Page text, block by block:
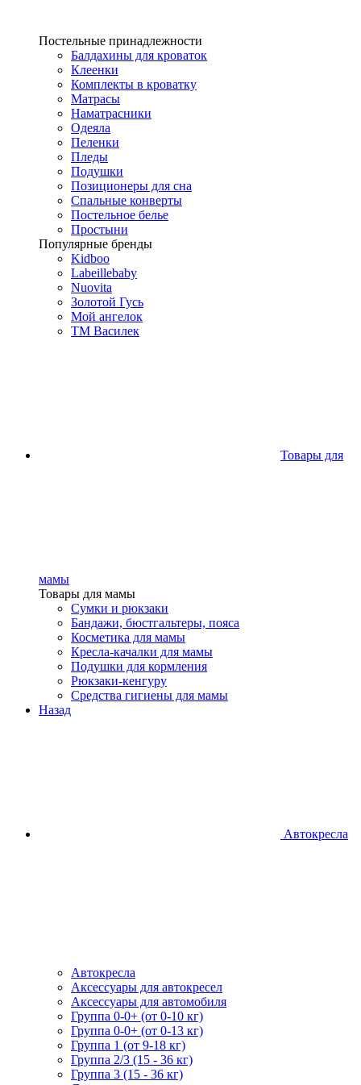
Постельные принадлежности
Балдахины для кроваток
Клеенки
Комплекты в кроватку
Матрасы
Наматрасники
Одеяла
Пеленки
Пледы
Подушки
Позиционеры для сна
Спальные конверты
Постельное белье
Простыни
Популярные бренды
Kidboo
Labeillebaby
Nuovita
Золотой Гусь
Мой ангелок
ТМ Василек
Товары для
мамы
Товары для мамы
Сумки и рюкзаки
Бандажи, бюстгальтеры, пояса
Косметика для мамы
Кресла-качалки для мамы
Подушки для кормления
Рюкзаки-кенгуру
Средства гигиены для мамы
Назад
Автокресла
Автокресла
Аксессуары для автокресел
Аксессуары для автомобиля
Группа 0-0+ (от 0-10 кг)
Группа 0-0+ (от 0-13 кг)
Группа 1 (от 9-18 кг)
Группа 2/3 (15 - 36 кг)
Группа 3 (15 - 36 кг)